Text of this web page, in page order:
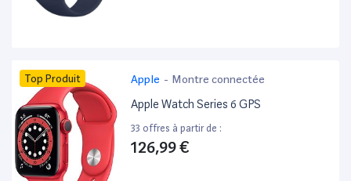
Top Produit Apple - Montre connectée
Apple Watch Series 6 GPS
33 offres à partir de :
126,99 €